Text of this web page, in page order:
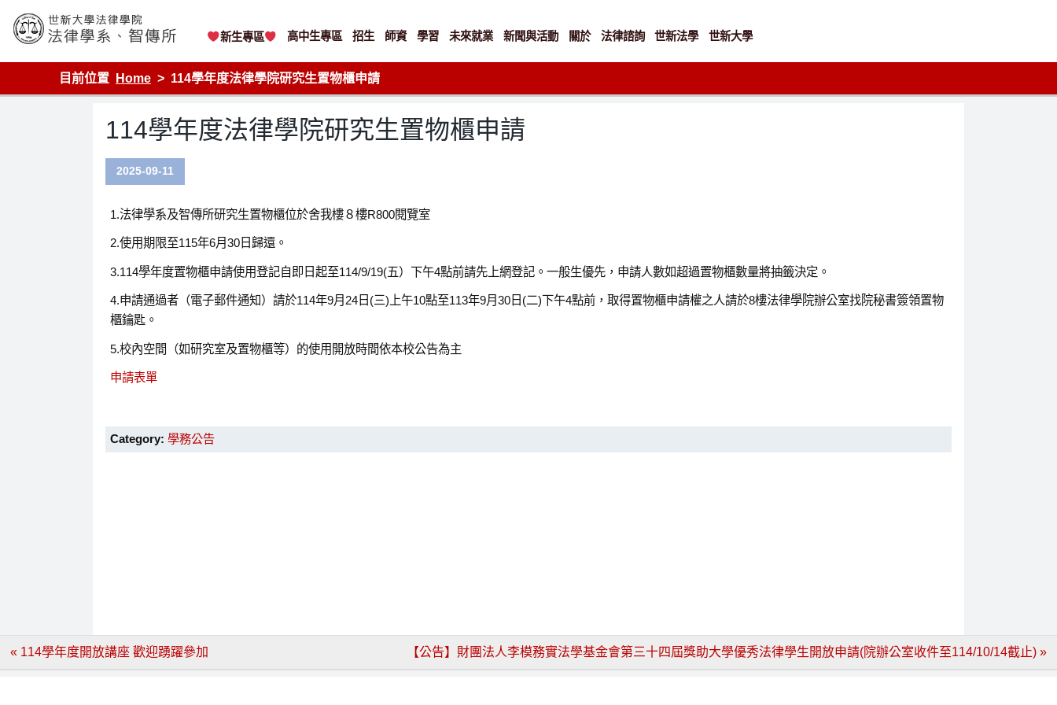
content
世新大學法律學院-法律學系-智慧財產暨科技法律研究所
新生專區 高中生專區 招生 師資 學習 未來就業 新聞與活動 關於 法律諮詢 世新法學 世新大學
目前位置 Home 114學年度法律學院研究生置物櫃申請
114學年度法律學院研究生置物櫃申請
2025-09-11
1.法律學系及智傳所研究生置物櫃位於舍我樓８樓R800閱覽室
2.使用期限至115年6月30日歸還。
3.114學年度置物櫃申請使用登記自即日起至114/9/19(五）下午4點前請先上網登記。一般生優先，申請人數如超過置物櫃數量將抽籤決定。
4.申請通過者（電子郵件通知）請於114年9月24日(三)上午10點至113年9月30日(二)下午4點前，取得置物櫃申請權之人請於8樓法律學院辦公室找院秘書簽領置物
櫃鑰匙。
5.校內空間（如研究室及置物櫃等）的使用開放時間依本校公告為主
申請表單
Category: 學務公告
文
« 114學年度開放講座 歡迎踴躍參加 【公告】財團法人李模務實法學基金會第三十四屆獎助大學優秀法律學生開放申請(院辦公室收件至114/10/14截止) »